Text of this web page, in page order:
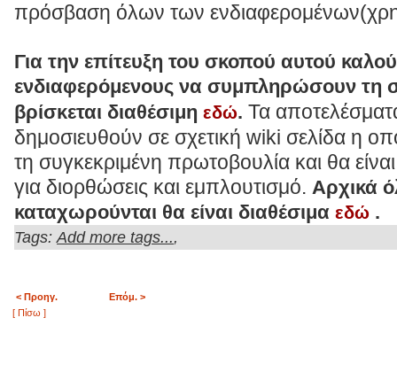
πρόσβαση όλων των
Για την επίτευξη του σκοπού αυτού
ενδιαφερόμενους να συμπληρώσουν τη
βρίσκεται διαθέσιμη εδώ. Τα
δημοσιευθούν σε σχετική wiki σελίδα η
τη συγκεκριμένη πρωτοβουλία και θα
για διορθώσεις και εμπλουτισμό. Αρχικά
καταχωρούνται θα είναι διαθέσιμα εδώ .
Tags: Add more tags...,
< Προηγ.
Επόμ. >
[ Πίσω ]